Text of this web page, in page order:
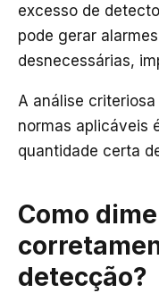
excesso de
pode gerar
desnecessárias,
A análise
normas aplicáveis
quantidade certa
Como
detecção?